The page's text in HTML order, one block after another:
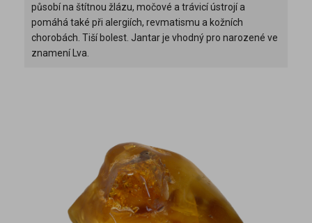
působí na štítnou žlázu, močové a trávicí ústrojí a
pomáhá také při alergiích, revmatismu a kožních
chorobách. Tiší bolest. Jantar je vhodný pro narozené ve
znamení Lva.